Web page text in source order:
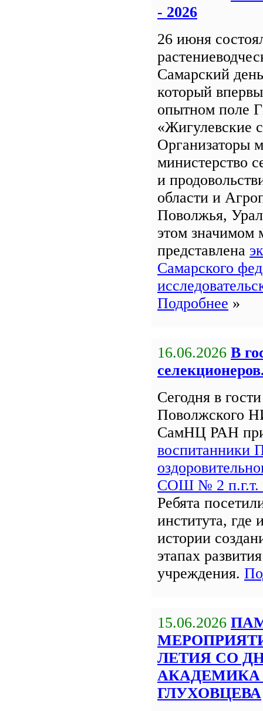
- 2026
26 июня
Самарский
который
опытном поле
«Жигулевские
Организаторы
министерство
и
области и
Поволжья,
этом значимом
представлена
Самарского
Подробнее »
16.06.2026 В
Сегодня в
Поволжского
СамНЦ РАН
воспитанники
СОШ № 2 п.г.т.
Ребята
института, где
истории
этапах
учреждения.
15.06.2026
ЛЕТИЯ СО
АКАДЕМИКА
ГЛУХОВЦЕВА